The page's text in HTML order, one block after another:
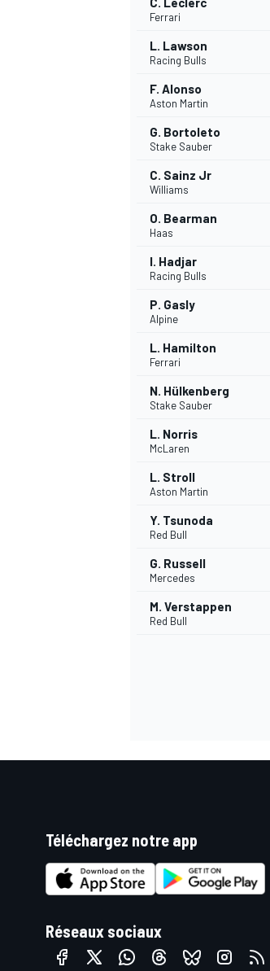
WEC
Ferrari
L. Lawson
Racing Bulls
F. Alonso
Aston Martin
G. Bortoleto
Stake Sauber
C. Sainz Jr
Williams
O. Bearman
Haas
I. Hadjar
Racing Bulls
P. Gasly
Alpine
L. Hamilton
Ferrari
N. Hülkenberg
Stake Sauber
L. Norris
McLaren
L. Stroll
Aston Martin
Y. Tsunoda
Red Bull
G. Russell
Mercedes
M. Verstappen
Red Bull
Téléchargez notre app
Réseaux sociaux